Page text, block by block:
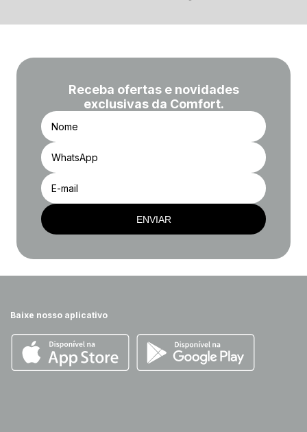
Receba ofertas e novidades
exclusivas da Comfort.
ENVIAR
Baixe nosso aplicativo